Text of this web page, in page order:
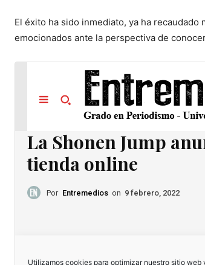
El éxito ha sido inmediato, ya ha
emocionados ante la perspectiva de